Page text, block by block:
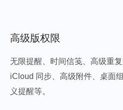
高级版权限
无限提醒、时间信笺、高级重
iCloud 同步、高级附件、桌面
义提醒等。